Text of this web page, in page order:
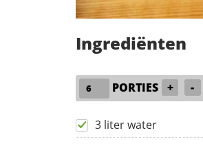
Ingrediënten
PORTIES + -
3 liter water